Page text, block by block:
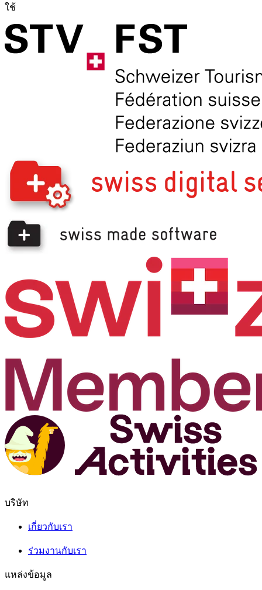
ใช้
บริษัท
เกี่ยวกับเรา
ร่วมงานกับเรา
แหล่งข้อมูล